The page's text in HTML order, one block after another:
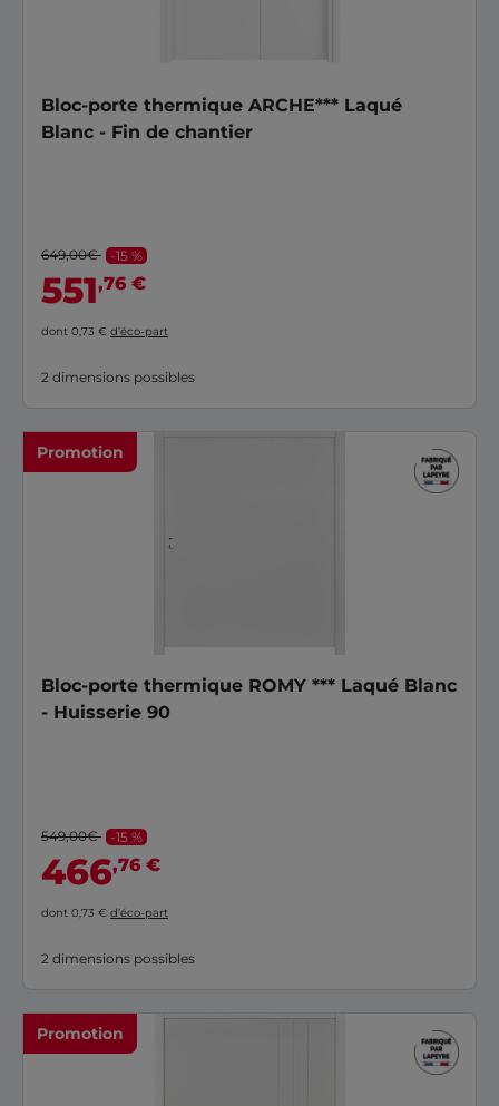
Bloc-porte thermique ARCHE*** Laqué
Blanc - Fin de chantier
649,00€ -15 %
551,76 €
dont 0,73 € d’éco-part
2 dimensions possibles
Promotion
Bloc-porte thermique ROMY *** Laqué Blanc
- Huisserie 90
549,00€ -15 %
466,76 €
dont 0,73 € d’éco-part
2 dimensions possibles
Promotion